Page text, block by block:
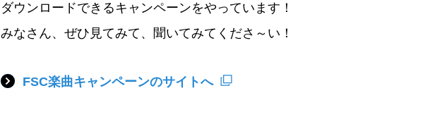
ダウンロードできるキャンペーンをやっています！
みなさん、ぜひ見てみて、聞いてみてくださ～い！
FSC楽曲キャンペーンのサイトへ